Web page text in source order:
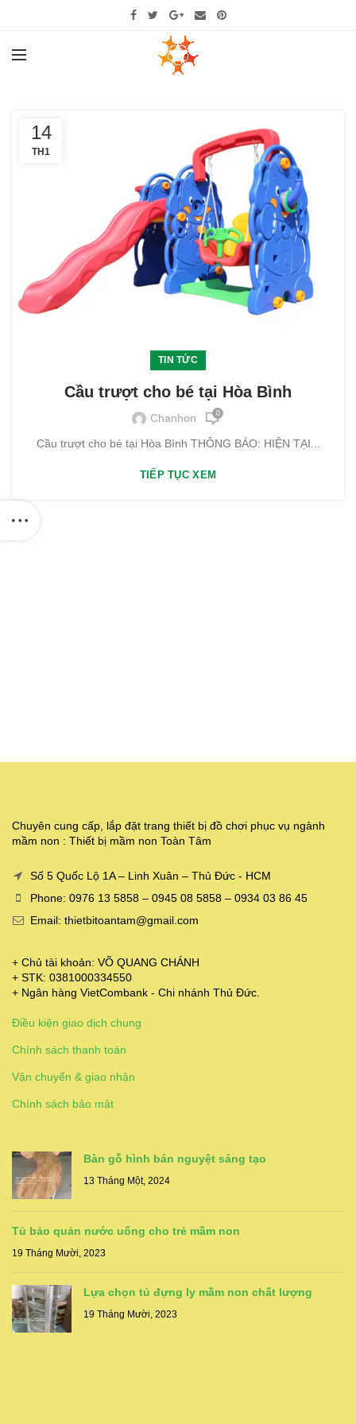
14
TH1
TIN TỨC
Cầu trượt cho bé tại Hòa Bình
Chanhon 0
Cầu trượt cho bé tại Hòa Bình THÔNG BÁO: HIỆN TẠI...
TIẾP TỤC XEM
Chuyên cung cấp, lắp đặt trang thiết bị đồ chơi phục vụ ngành
mầm non : Thiết bị mầm non Toàn Tâm
Số 5 Quốc Lộ 1A – Linh Xuân – Thủ Đức - HCM
Phone: 0976 13 5858 – 0945 08 5858 – 0934 03 86 45
Email: thietbitoantam@gmail.com
+ Chủ tài khoản: VÕ QUANG CHÁNH
+ STK: 0381000334550
+ Ngân hàng VietCombank - Chi nhánh Thủ Đức.
Điều kiện giao dịch chung
Chính sách thanh toán
Vận chuyển & giao nhận
Chính sách bảo mật
Bàn gỗ hình bán nguyệt sáng tạo
13 Tháng Một, 2024
Tủ bảo quản nước uống cho trẻ mầm non
19 Tháng Mười, 2023
Lựa chọn tủ đựng ly mầm non chất lượng
19 Tháng Mười, 2023